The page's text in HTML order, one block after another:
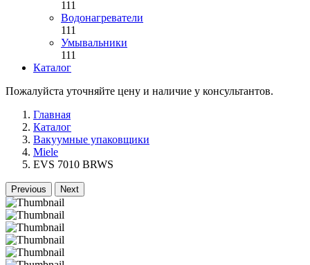
111
Водонагреватели
111
Умывальники
111
Каталог
Пожалуйста уточняйте цену и наличие у консультантов.
Главная
Каталог
Вакуумные упаковщики
Miele
EVS 7010 BRWS
Previous Next